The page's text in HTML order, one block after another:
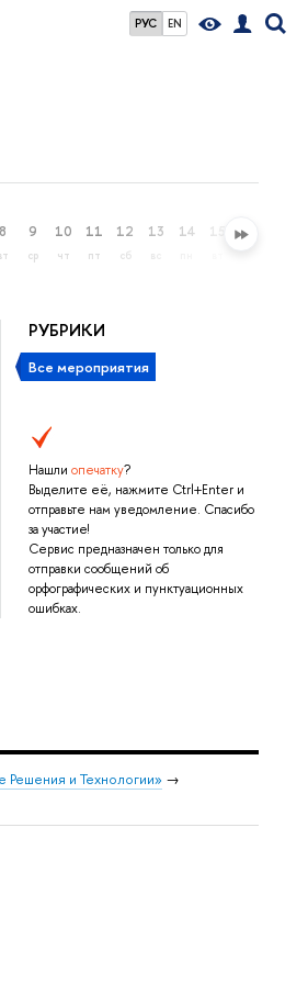
РУС EN
8 9
ср
10
чт
11
пт
12
сб
13 14 15 16
РУБРИКИ
Все мероприятия
Нашли опечатку?
Выделите её, нажмите Ctrl+Enter и
отправьте нам уведомление. Спасибо
за участие!
Сервис предназначен только для
отправки сообщений об
орфографических и пунктуационных
ошибках.
Решения и Технологии» →